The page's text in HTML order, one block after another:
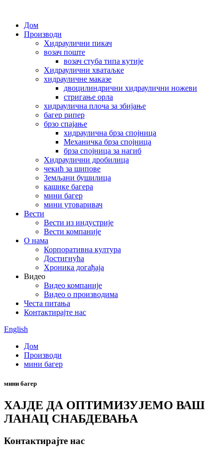
Дом
Производи
Хидраулични пикач
возач поште
возач стуба типа кутије
Хидраулични хватаљке
хидрауличне маказе
двоцилиндрични хидраулични ножеви
стригање орла
хидраулична плоча за збијање
багер рипер
брзо спајање
хидраулична брза спојница
Механичка брза спојница
брза спојница за нагиб
Хидраулични дробилица
чекић за шипове
Земљани бушилица
кашике багера
мини багер
мини утоваривач
Вести
Вести из индустрије
Вести компаније
О нама
Корпоративна култура
Достигнућа
Хроника догађаја
Видео
Видео компаније
Видео о производима
Честа питања
Контактирајте нас
English
Дом
Производи
мини багер
мини багер
ХАЈДЕ ДА ОПТИМИЗУЈЕМО ВАШ
ЛАНАЦ СНАБДЕВАЊА
Контактирајте нас